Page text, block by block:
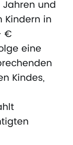
und
Kindern in
€
eine
Kindes,